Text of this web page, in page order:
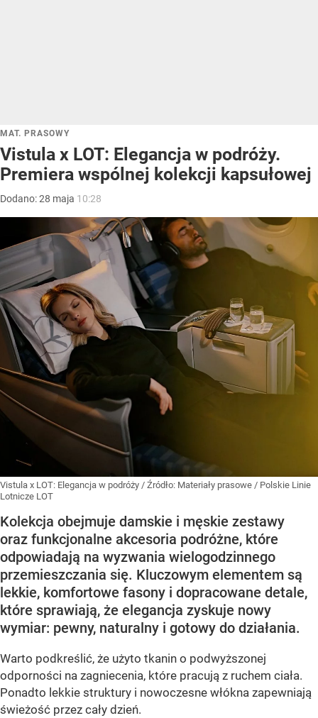
MAT. PRASOWY
Vistula x LOT: Elegancja w podróży.
Premiera wspólnej kolekcji kapsułowej
Dodano:28 maja 10:28
Vistula x LOT: Elegancja w podróży / Źródło: Materiały prasowe / Polskie Linie
Lotnicze LOT
Kolekcja obejmuje damskie i męskie zestawy
oraz funkcjonalne akcesoria podróżne, które
odpowiadają na wyzwania wielogodzinnego
przemieszczania się. Kluczowym elementem są
lekkie, komfortowe fasony i dopracowane detale,
które sprawiają, że elegancja zyskuje nowy
wymiar: pewny, naturalny i gotowy do działania.
Warto podkreślić, że użyto tkanin o podwyższonej
odporności na zagniecenia, które pracują z ruchem ciała.
Ponadto lekkie struktury i nowoczesne włókna zapewniają
świeżość przez cały dzień.